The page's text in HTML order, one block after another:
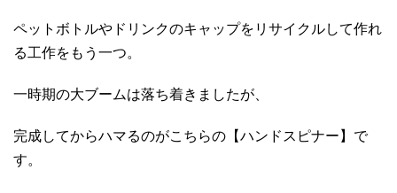
ペットボトルやドリンクのキャップをリサイクルして作れ
る工作をもう一つ。
一時期の大ブームは落ち着きましたが、
完成してからハマるのがこちらの【ハンドスピナー】で
す。